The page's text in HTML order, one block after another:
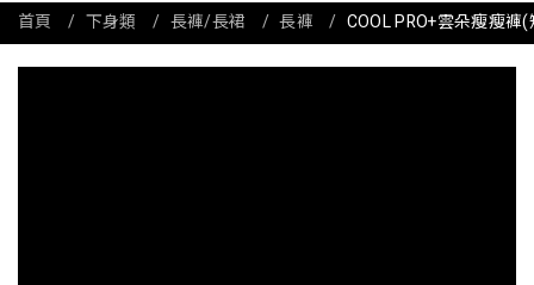
首頁 下身類 長褲/長裙 長褲 COOL PRO+雲朵瘦瘦